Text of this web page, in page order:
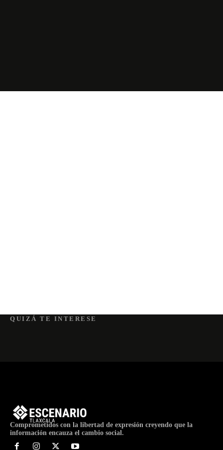
QUIZÁ TE INTERESE
Comprometidos con la libertad de expresión creyendo que la
información encauza el cambio social.